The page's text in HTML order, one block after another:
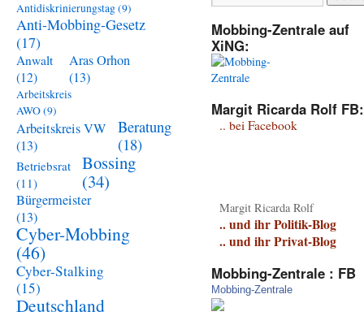
Antidiskrinierungstag(9)
Anti-Mobbing-Gesetz
(17)
Anwalt
(12)
Aras Orhon
(13)
Arbeitskreis
AWO(9)
Arbeitskreis VW
(13)
Beratung
(18)
Betriebsrat
(11)
Bossing
(34)
Bürgermeister
(13)
Cyber-Mobbing
(46)
Cyber-Stalking
(15)
Deutschland
Mobbing-Zentrale auf
XiNG:
Margit Ricarda Rolf FB:
.. bei Facebook
Margit Ricarda Rolf
.. und ihr Politik-Blog
.. und ihr Privat-Blog
Mobbing-Zentrale : FB
Mobbing-Zentrale